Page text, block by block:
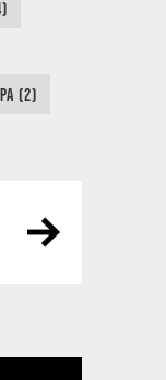
(2)